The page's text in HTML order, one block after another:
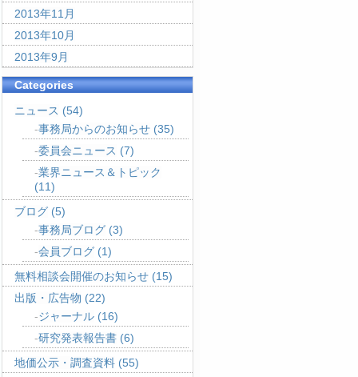
2013年11月
2013年10月
2013年9月
Categories
ニュース (54)
事務局からのお知らせ (35)
委員会ニュース (7)
業界ニュース＆トピック
(11)
ブログ (5)
事務局ブログ (3)
会員ブログ (1)
無料相談会開催のお知らせ (15)
出版・広告物 (22)
ジャーナル (16)
研究発表報告書 (6)
地価公示・調査資料 (55)